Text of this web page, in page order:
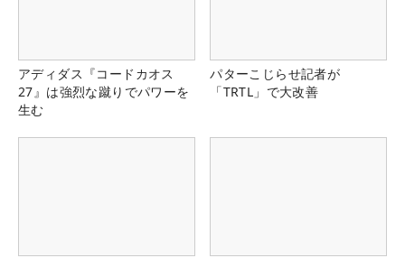
アディダス『コードカオス
27』は強烈な蹴りでパワーを
生む
パターこじらせ記者が
「TRTL」で大改善